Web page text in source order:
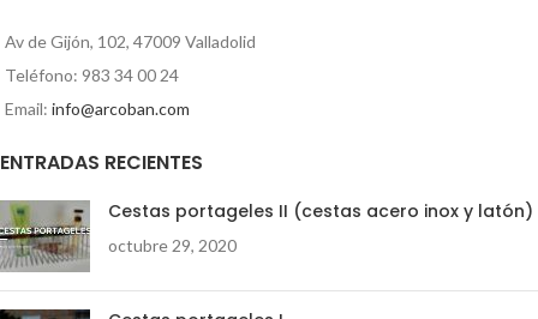
Av de Gijón, 102, 47009 Valladolid
Teléfono: 983 34 00 24
Email: info@arcoban.com
ENTRADAS RECIENTES
Cestas portageles II (cestas acero inox y latón)
octubre 29, 2020